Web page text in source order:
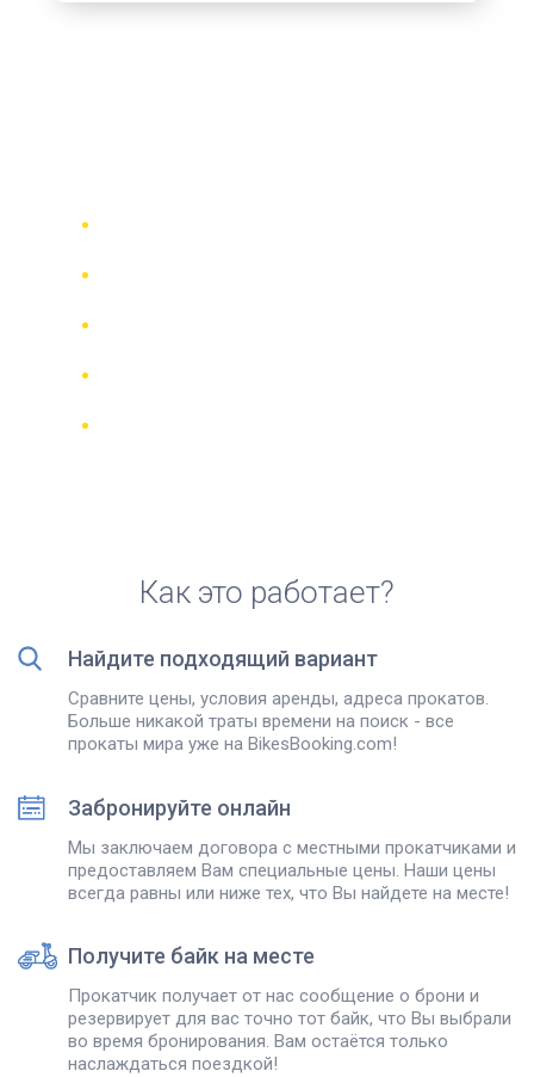
Как это работает?
Найдите подходящий вариант
Сравните цены, условия аренды, адреса прокатов.
Больше никакой траты времени на поиск - все
прокаты мира уже на BikesBooking.com!
Забронируйте онлайн
Мы заключаем договора с местными прокатчиками и
предоставляем Вам специальные цены. Наши цены
всегда равны или ниже тех, что Вы найдете на месте!
Получите байк на месте
Прокатчик получает от нас сообщение о брони и
резервирует для вас точно тот байк, что Вы выбрали
во время бронирования. Вам остаётся только
наслаждаться поездкой!